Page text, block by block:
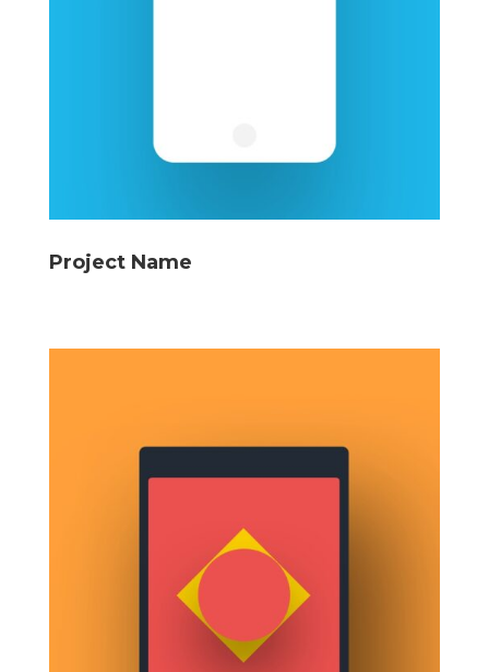
Project Name